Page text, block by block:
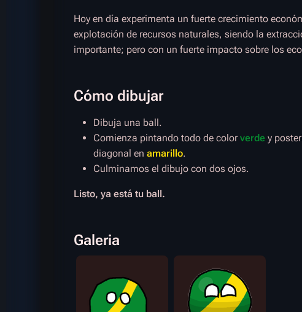
Hoy en día experimenta un fuerte crecimiento
explotación de recursos naturales, siendo la
importante; pero con un fuerte impacto sobre los
Cómo dibujar
Dibuja una ball.
Comienza pintando todo de colorverde y
diagonal en amarillo.
Culminamos el dibujo con dos ojos.
Listo, ya está tu ball.
Galeria